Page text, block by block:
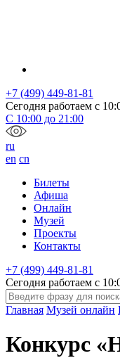
+7 (499) 449-81-81
Сегодня работаем с
С 10:00 до 21:00
ru
en cn
Билеты
Афиша
Онлайн
Музей
Проекты
Контакты
+7 (499) 449-81-81
Сегодня работаем с
Главная Музей онлайн
Конкурс